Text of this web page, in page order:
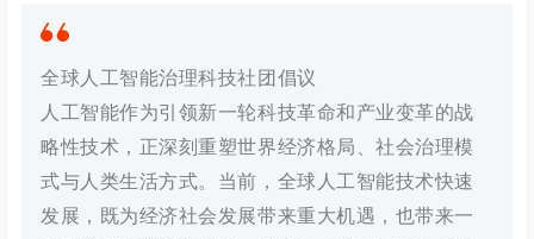
全球人工智能治理科技社团倡议
人工智能作为引领新一轮科技革命和产业变革的战
略性技术，正深刻重塑世界经济格局、社会治理模
式与人类生活方式。当前，全球人工智能技术快速
发展，既为经济社会发展带来重大机遇，也带来一